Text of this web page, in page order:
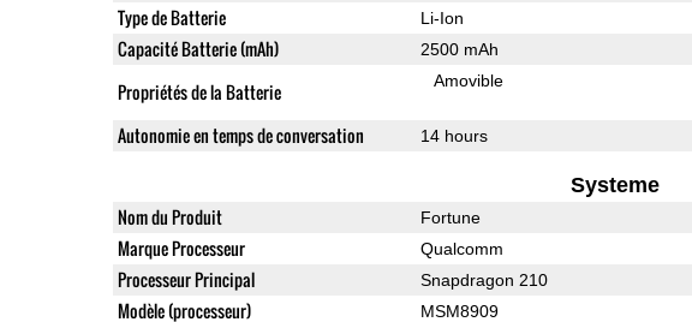
Type de Batterie Li-Ion
Capacité Batterie (mAh) 2500 mAh
Propriétés de la Batterie Amovible
Autonomie en temps de conversation 14 hours
Systeme
Nom du Produit Fortune
Marque Processeur Qualcomm
Processeur Principal Snapdragon 210
Modèle (processeur) MSM8909